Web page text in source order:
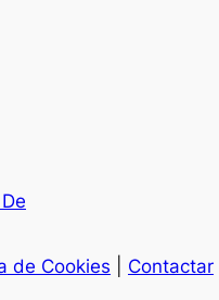
de Cookies Contactar